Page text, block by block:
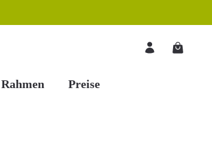
Rahmen Preise